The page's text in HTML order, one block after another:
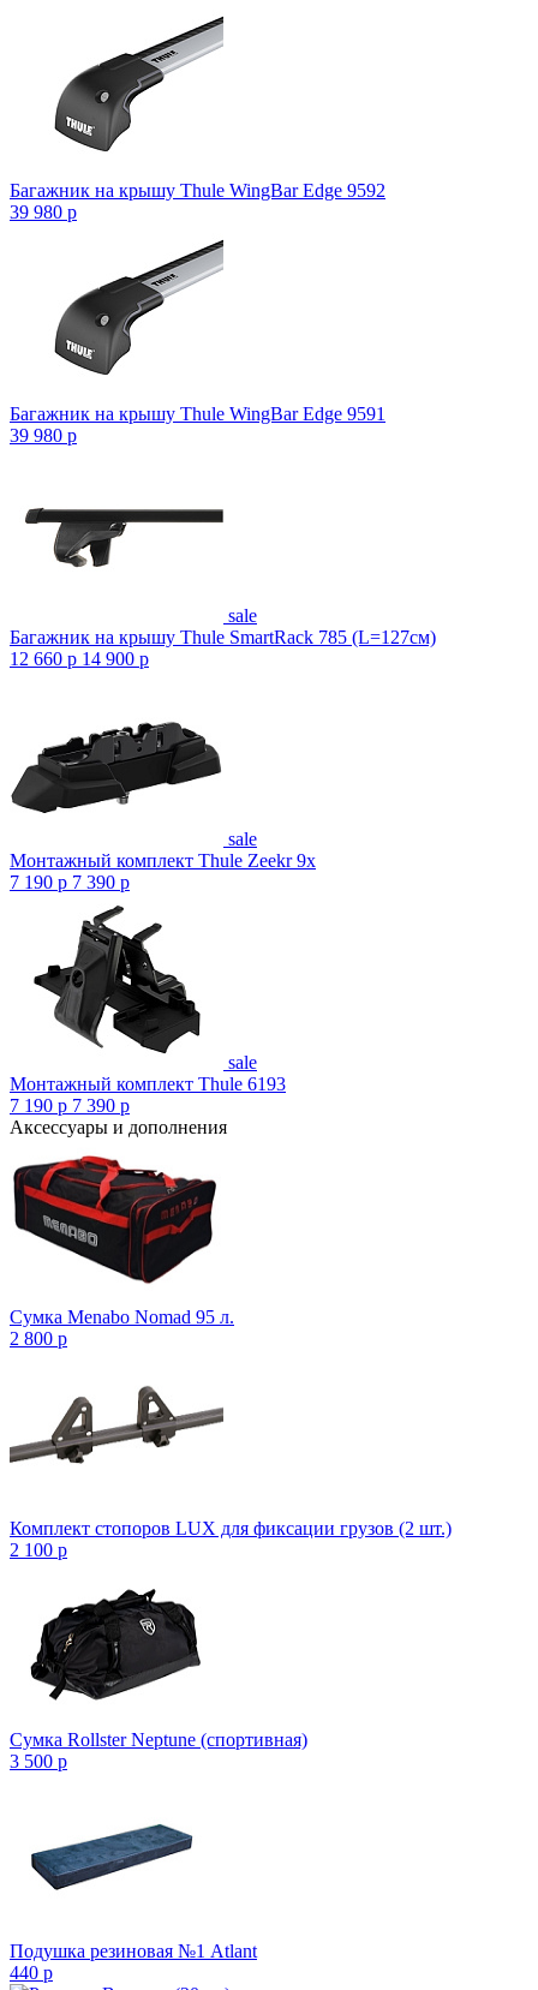
Багажник на крышу Thule WingBar Edge 9592
39 980 p
Багажник на крышу Thule WingBar Edge 9591
39 980 p
sale
Багажник на крышу Thule SmartRack 785 (L=127см)
12 660 p 14 900 p
sale
Монтажный комплект Thule Zeekr 9x
7 190 p 7 390 p
sale
Монтажный комплект Thule 6193
7 190 p 7 390 p
Аксессуары и дополнения
Сумка Menabo Nomad 95 л.
2 800 p
Комплект стопоров LUX для фиксации грузов (2 шт.)
2 100 p
Сумка Rollster Neptune (спортивная)
3 500 p
Подушка резиновая №1 Atlant
440 p